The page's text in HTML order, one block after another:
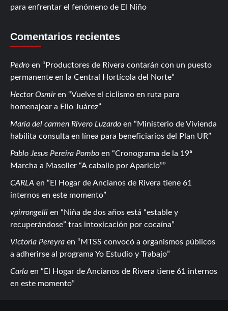
para enfrentar el fenómeno de El Niño
Comentarios recientes
Pedro en
Productores de Rivera contarán con un puesto
permanente en la Central Hortícola del Norte
Hector Osmiren
Vuelve el ciclismo en ruta para
homenajear a Elio Juárez
Maria del carmen Rivero Luzardo en
Ministerio de Vivienda
habilita consulta en línea para beneficiarios del Plan UR
Pablo Jesus Pereira Pombo en
Cronograma de la 19ª
Marcha a Masoller “A caballo por Aparicio”
CARLA en
El Hogar de Ancianos de Rivera tiene 61
internos en este momento
vpirrongelli en
Niña de dos años está “estable y
recuperándose” tras intoxicación por cocaína
Victoria Pereyra en
MTSS convocó a organismos públicos
a adherirse al programa Yo Estudio y Trabajo
Carla en
El Hogar de Ancianos de Rivera tiene 61 internos
en este momento